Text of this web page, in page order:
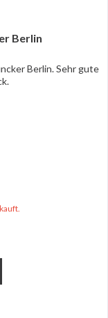
Berlin
Berlin. Sehr gute